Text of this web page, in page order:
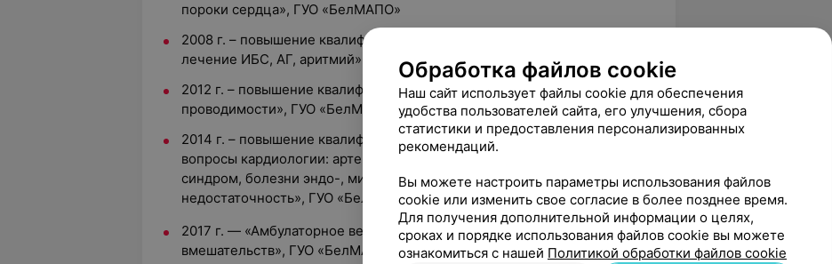
пороки сердца», ГУО «БелМАПО»
2008 г. – повышение квалификации по программе «Диагностика и
лечение ИБС, АГ, аритмий», ГУО «БелМАПО»
2012 г. – повышение квалификации по программе «Нарушение ритма и
проводимости», ГУО «БелМАПО»
2014 г. – повышение квалификации по программе «Актуальные
вопросы кардиологии: артериальные гипертензии и метаболический
синдром, болезни эндо-, мио, перикарда; ИБС, хроническая сердечная
недостаточность», ГУО «БелМАПО»
2017 г. — «Амбулаторное ведение пациентов после интервенционных
вмешательств», ГУО «БелМАПО»
Обработка файлов cookie
Наш сайт использует файлы cookie для обеспечения
удобства пользователей сайта, его улучшения, сбора
статистики и предоставления персонализированных
рекомендаций.
Вы можете настроить параметры использования файлов
cookie или изменить свое согласие в более позднее время.
Для получения дополнительной информации о целях,
сроках и порядке использования файлов cookie вы можете
ознакомиться с нашей Политикой обработки файлов cookie